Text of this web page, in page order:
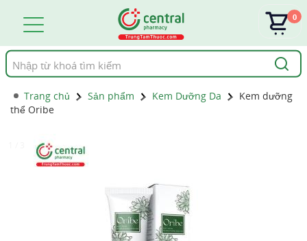
Tìm
kiếm
0
Trang chủ Sản phẩm Kem Dưỡng Da
Kem dưỡng
thể Oribe